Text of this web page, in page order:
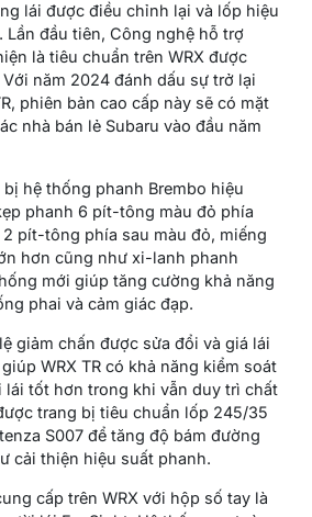
lái được điều chỉnh lại và lốp hiệu
Lần đầu tiên, Công nghệ hỗ trợ
là tiêu chuẩn trên WRX được
năm 2024 đánh dấu sự trở lại
phiên bản cao cấp này sẽ có mặt
nhà bán lẻ Subaru vào đầu năm
bị hệ thống phanh Brembo hiệu
phanh 6 pít-tông màu đỏ phía
pít-tông phía sau màu đỏ, miếng
hơn cũng như xi-lanh phanh
mới giúp tăng cường khả năng
phai và cảm giác đạp.
giảm chấn được sửa đổi và giá lái
WRX TR có khả năng kiểm soát
lái tốt hơn trong khi vẫn duy trì chất
trang bị tiêu chuẩn lốp 245/35
S007 để tăng độ bám đường
cải thiện hiệu suất phanh.
cấp trên WRX với hộp số tay là